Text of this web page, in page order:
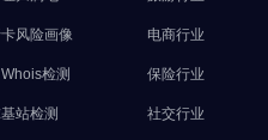
风险画像
检测
站检测
电商行业
保险行业
社交行业